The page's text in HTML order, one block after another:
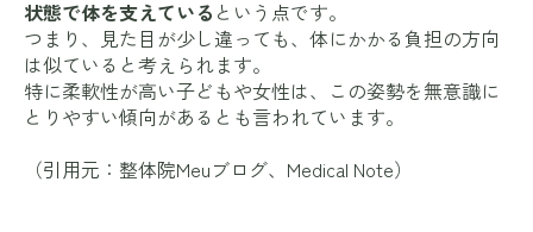
状態で体を支えている という点です。
つまり、見た目が少し違っても、体にかかる負担の方向
は似ていると考えられます。
特に柔軟性が高い子どもや女性は、この姿勢を無意識に
とりやすい傾向があるとも言われています。
（引用元： 整体院Meuブログ、 Medical Note）